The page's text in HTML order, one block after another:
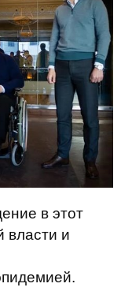
в этот
власти и